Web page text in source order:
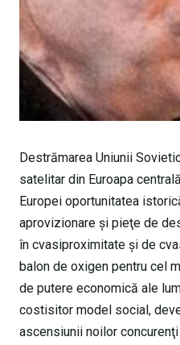
Destrămarea Uniunii
satelitar din Euroapa
Europei oportunitatea
aprovizionare şi pieţe de
în cvasiproximitate şi de
balon de oxigen pentru cel
de putere economică ale
costisitor model social,
ascensiunii noilor